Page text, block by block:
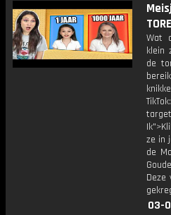
Wat
klein
de
ze in
de
03-